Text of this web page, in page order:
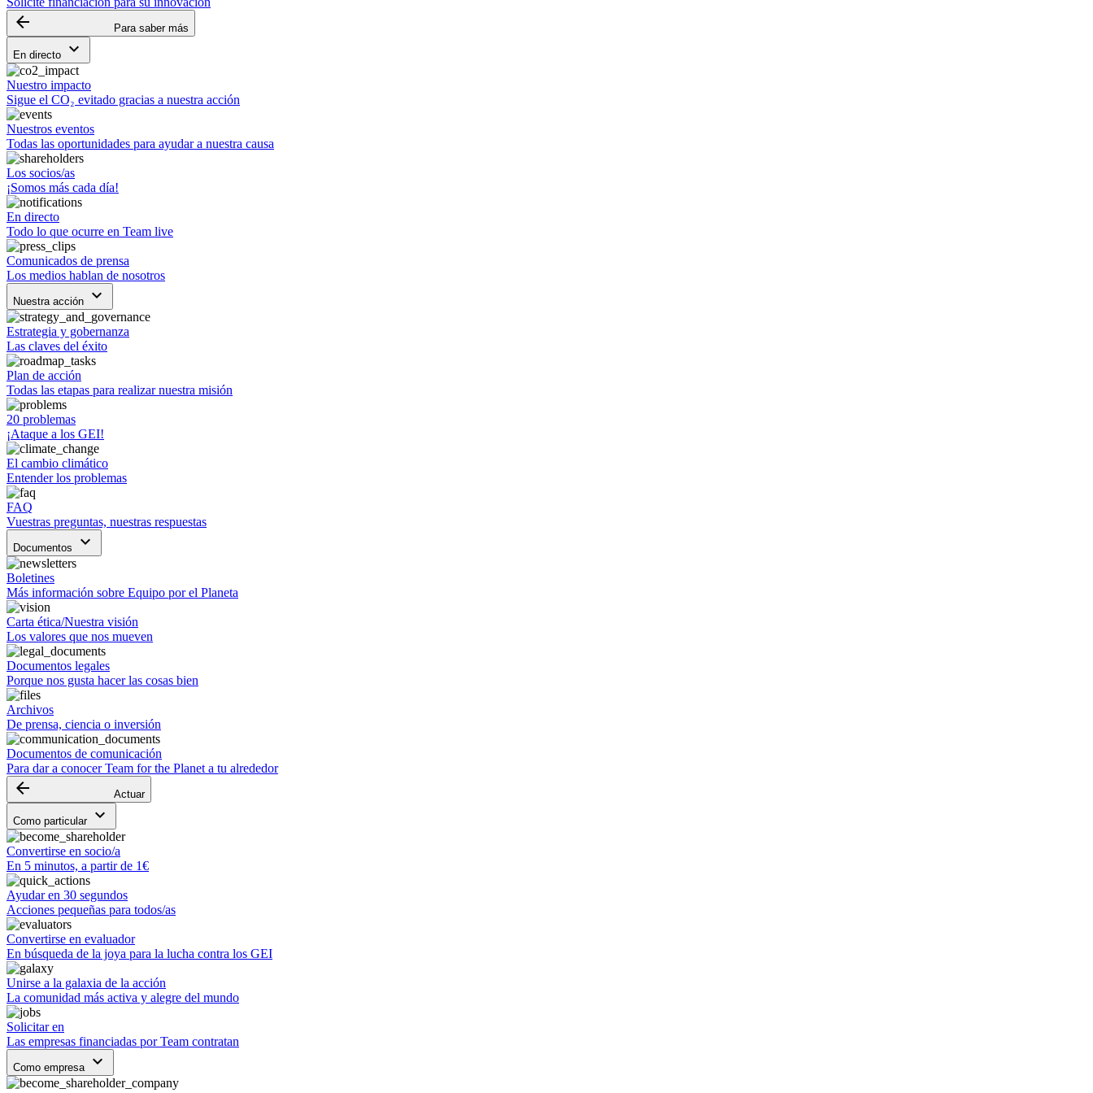
arrow_backward Para saber más
En directo keyboard_arrow_down
Nuestro impacto
Sigue el CO₂ evitado gracias a nuestra acción
Nuestros eventos
Todas las oportunidades para ayudar a nuestra causa
Los socios/as
¡Somos más cada día!
En directo
Todo lo que ocurre en Team live
Comunicados de prensa
Los medios hablan de nosotros
Nuestra acción keyboard_arrow_down
Estrategia y gobernanza
Las claves del éxito
Plan de acción
Todas las etapas para realizar nuestra misión
20 problemas
¡Ataque a los GEI!
El cambio climático
Entender los problemas
FAQ
Vuestras preguntas, nuestras respuestas
Documentos keyboard_arrow_down
Boletines
Más información sobre Equipo por el Planeta
Carta ética/Nuestra visión
Los valores que nos mueven
Documentos legales
Porque nos gusta hacer las cosas bien
Archivos
De prensa, ciencia o inversión
Documentos de comunicación
Para dar a conocer Team for the Planet a tu alrededor
arrow_backward Actuar
Como particular keyboard_arrow_down
Convertirse en socio/a
En 5 minutos, a partir de 1€
Ayudar en 30 segundos
Acciones pequeñas para todos/as
Convertirse en evaluador
En búsqueda de la joya para la lucha contra los GEI
Unirse a la galaxia de la acción
La comunidad más activa y alegre del mundo
Solicitar en
Las empresas financiadas por Team contratan
Como empresa keyboard_arrow_down